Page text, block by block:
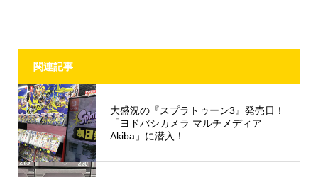
関連記事
大盛況の『スプラトゥーン3』発売日！
「ヨドバシカメラ マルチメディア
Akiba」に潜入！